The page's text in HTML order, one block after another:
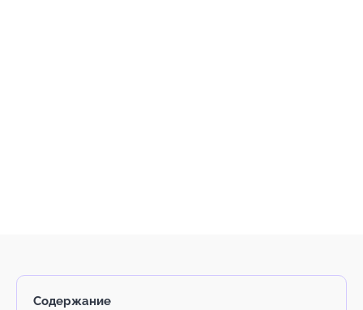
Содержание